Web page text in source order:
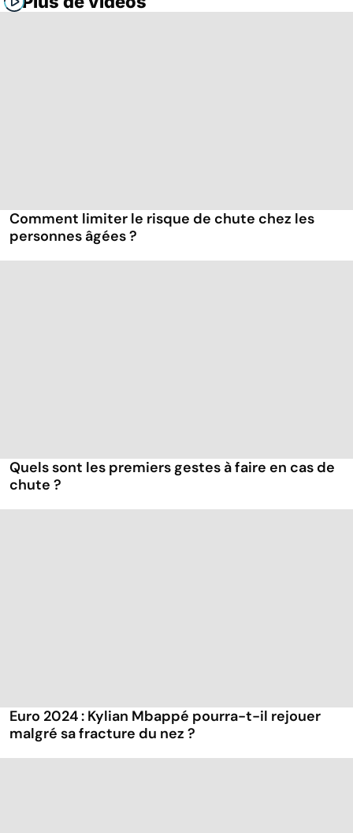
Comment limiter le risque de chute chez les
personnes âgées ?
Quels sont les premiers gestes à faire en cas de
chute ?
Euro 2024 : Kylian Mbappé pourra-t-il rejouer
malgré sa fracture du nez ?